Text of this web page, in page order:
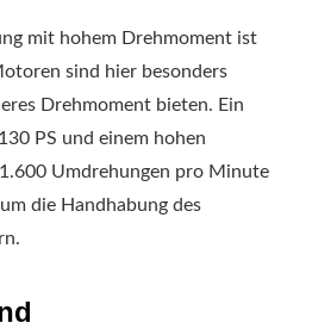
mit hohem Drehmoment ist
sind hier besonders
Drehmoment bieten. Ein
PS und einem hohen
Umdrehungen pro Minute
die Handhabung des